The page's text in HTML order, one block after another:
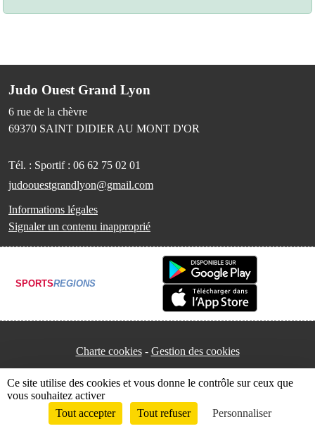
Judo Ouest Grand Lyon
6 rue de la chèvre
69370 SAINT DIDIER AU MONT D'OR
Tél. : Sportif : 06 62 75 02 01
judoouestgrandlyon@gmail.com
Informations légales
Signaler un contenu inapproprié
SPORTSREGIONS
Charte cookies Gestion des cookies
Envie de participer ? Connexion
Ce site utilise des cookies et vous donne le contrôle sur ceux que
vous souhaitez activer
Tout accepter
Tout refuser Personnaliser